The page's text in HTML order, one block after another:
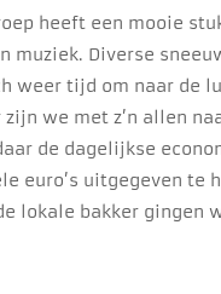
heeft een mooie
muziek. Diverse
weer tijd om naar de
zijn we met z’n allen
de dagelijkse
euro’s uitgegeven te
lokale bakker gingen